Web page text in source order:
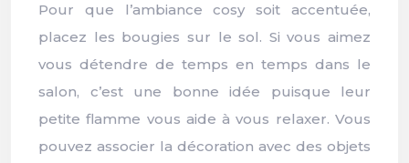
Pour que l’ambiance cosy soit accentuée,
placez les bougies sur le sol. Si vous aimez
vous détendre de temps en temps dans le
salon, c’est une bonne idée puisque leur
petite flamme vous aide à vous relaxer. Vous
pouvez associer la décoration avec des objets